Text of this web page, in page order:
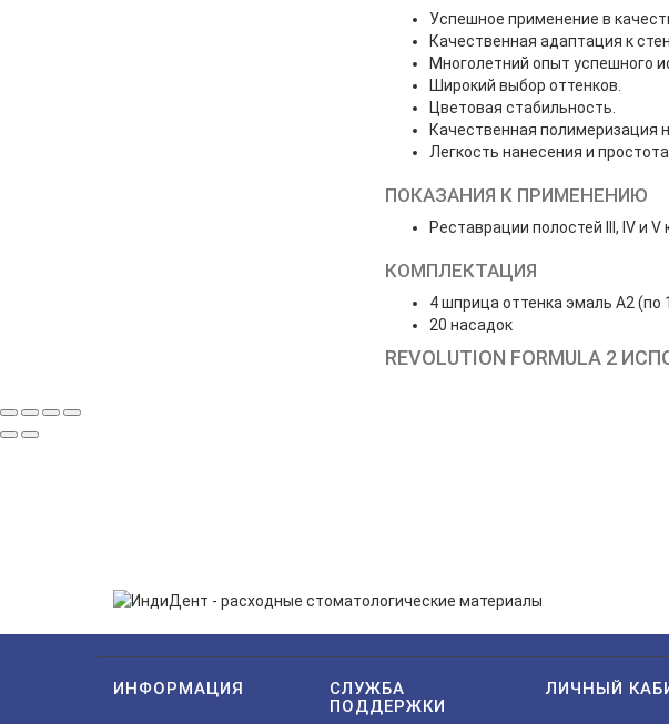
Успешное применение в
Качественная адаптация к
Многолетний опыт успешного
Широкий выбор оттенков.
Цветовая стабильность.
Качественная полимеризация
Легкость нанесения и
ПОКАЗАНИЯ К ПРИМЕНЕНИЮ
Реставрации полостей III, IV и V
КОМПЛЕКТАЦИЯ
4 шприца оттенка эмаль A2 (по
20 насадок
REVOLUTION FORMULA 2
ИНФОРМАЦИЯ
СЛУЖБА
ПОДДЕРЖКИ
ЛИЧНЫЙ